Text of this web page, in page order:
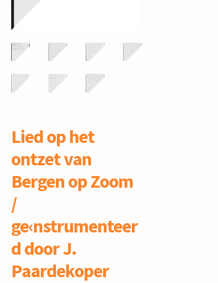
Lied op het
ontzet van
Bergen op Zoom
/
ge‹nstrumenteer
d door J.
Paardekoper